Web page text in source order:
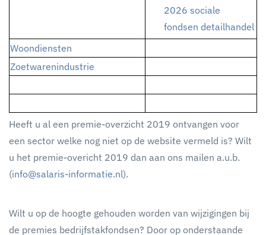
2026 sociale
fondsen detailhandel
Woondiensten
Zoetwarenindustrie
Heeft u al een premie-overzicht 2019 ontvangen voor
een sector welke nog niet op de website vermeld is? Wilt
u het premie-overicht 2019 dan aan ons mailen a.u.b.
(info@salaris-informatie.nl).
Wilt u op de hoogte gehouden worden van wijzigingen bij
de premies bedrijfstakfondsen? Door op onderstaande